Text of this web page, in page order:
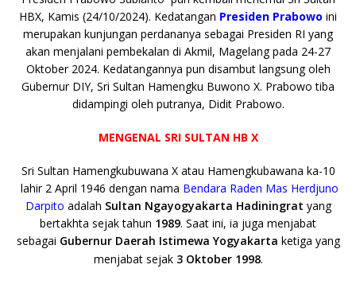
HBX, Kamis (24/10/2024). Kedatangan Presiden Prabowo ini
merupakan kunjungan perdananya sebagai Presiden RI yang
akan menjalani pembekalan di Akmil, Magelang pada 24-27
Oktober 2024. Kedatangannya pun disambut langsung oleh
Gubernur DIY, Sri Sultan Hamengku Buwono X. Prabowo tiba
didampingi oleh putranya, Didit Prabowo.
MENGENAL SRI SULTAN HB X
Sri Sultan Hamengkubuwana X atau Hamengkubawana ka-10
lahir 2 April 1946 dengan nama Bendara Raden Mas Herdjuno
Darpito adalah Sultan Ngayogyakarta Hadiningrat yang
bertakhta sejak tahun 1989. Saat ini, ia juga menjabat
sebagai Gubernur Daerah Istimewa Yogyakarta ketiga yang
menjabat sejak 3 Oktober 1998.